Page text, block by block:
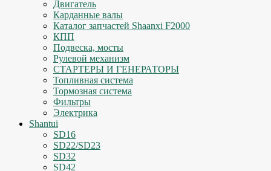
Двигатель
Карданные валы
Каталог запчастей Shaanxi F2000
КПП
Подвеска, мосты
Рулевой механизм
СТАРТЕРЫ И ГЕНЕРАТОРЫ
Топливная система
Тормозная система
Фильтры
Электрика
Shantui
SD16
SD22/SD23
SD32
SD42